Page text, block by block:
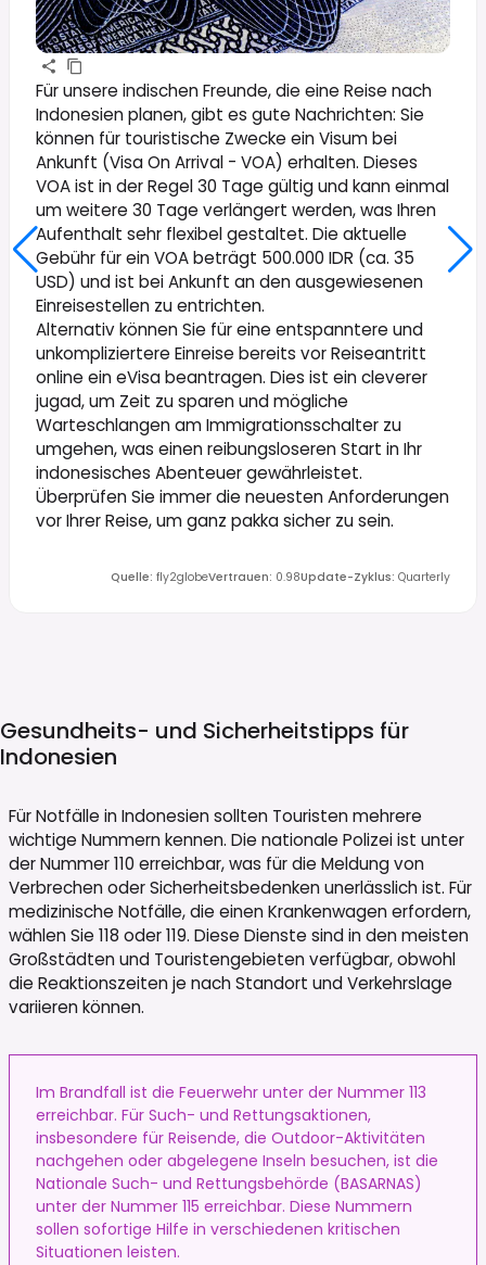
Für unsere indischen Freunde, die eine Reise nach
Indonesien planen, gibt es gute Nachrichten: Sie
können für touristische Zwecke ein Visum bei
Ankunft (Visa On Arrival - VOA) erhalten. Dieses
VOA ist in der Regel 30 Tage gültig und kann einmal
um weitere 30 Tage verlängert werden, was Ihren
Aufenthalt sehr flexibel gestaltet. Die aktuelle
Gebühr für ein VOA beträgt 500.000 IDR (ca. 35
USD) und ist bei Ankunft an den ausgewiesenen
Einreisestellen zu entrichten.
Alternativ können Sie für eine entspanntere und
unkompliziertere Einreise bereits vor Reiseantritt
online ein eVisa beantragen. Dies ist ein cleverer
jugad, um Zeit zu sparen und mögliche
Warteschlangen am Immigrationsschalter zu
umgehen, was einen reibungsloseren Start in Ihr
indonesisches Abenteuer gewährleistet.
Überprüfen Sie immer die neuesten Anforderungen
vor Ihrer Reise, um ganz pakka sicher zu sein.
Quelle: fly2globeVertrauen: 0.98Update-Zyklus: Quarterly
Gesundheits- und Sicherheitstipps für
Indonesien
Für Notfälle in Indonesien sollten Touristen mehrere
wichtige Nummern kennen. Die nationale Polizei ist unter
der Nummer 110 erreichbar, was für die Meldung von
Verbrechen oder Sicherheitsbedenken unerlässlich ist. Für
medizinische Notfälle, die einen Krankenwagen erfordern,
wählen Sie 118 oder 119. Diese Dienste sind in den meisten
Großstädten und Touristengebieten verfügbar, obwohl
die Reaktionszeiten je nach Standort und Verkehrslage
variieren können.
Im Brandfall ist die Feuerwehr unter der Nummer 113
erreichbar. Für Such- und Rettungsaktionen,
insbesondere für Reisende, die Outdoor-Aktivitäten
nachgehen oder abgelegene Inseln besuchen, ist die
Nationale Such- und Rettungsbehörde (BASARNAS)
unter der Nummer 115 erreichbar. Diese Nummern
sollen sofortige Hilfe in verschiedenen kritischen
Situationen leisten.